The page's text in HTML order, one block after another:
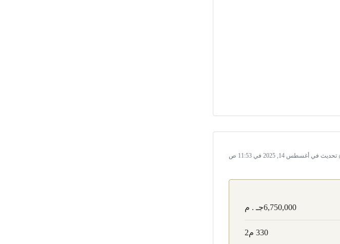
تحديث في أغسطس 14, 2025 في 11:53 ص
6,750,000جـ . م
330 م2